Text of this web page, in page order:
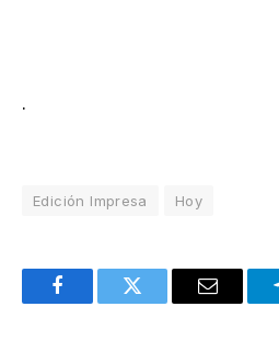
.
Edición Impresa Hoy
FacebookTwitter Email